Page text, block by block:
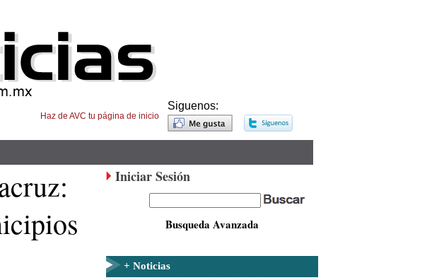
Haz de AVC tu página de inicio
Siguenos:
Iniciar Sesión
Busqueda Avanzada
+ Noticias